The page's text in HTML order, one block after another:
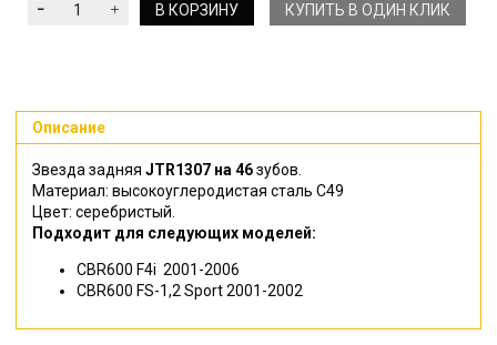
В КОРЗИНУ КУПИТЬ В ОДИН КЛИК
Описание
Звезда задняя JTR1307 на 46зубов.
Материал: высокоуглеродистая сталь C49
Цвет: серебристый.
Подходит для следующих моделей:
CBR600 F4i 2001-2006
CBR600 FS-1,2 Sport2001-2002